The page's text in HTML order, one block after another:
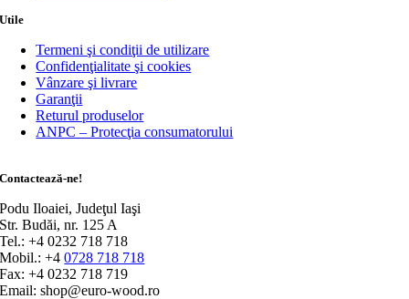
Utile
Termeni şi condiţii de utilizare
Confidenţialitate şi cookies
Vânzare şi livrare
Garanţii
Returul produselor
ANPC – Protecţia consumatorului
Contactează-ne!
Podu Iloaiei, Judeţul Iaşi
Str. Budăi, nr. 125 A
Tel.: +4 0232 718 718
Mobil.: +40728 718 718
Fax: +4 0232 718 719
Email: shop@euro-wood.ro